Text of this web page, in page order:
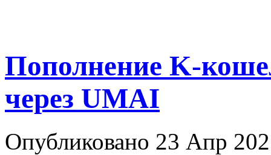
Пополнение K-
через UMAI
Опубликовано 23 Апр